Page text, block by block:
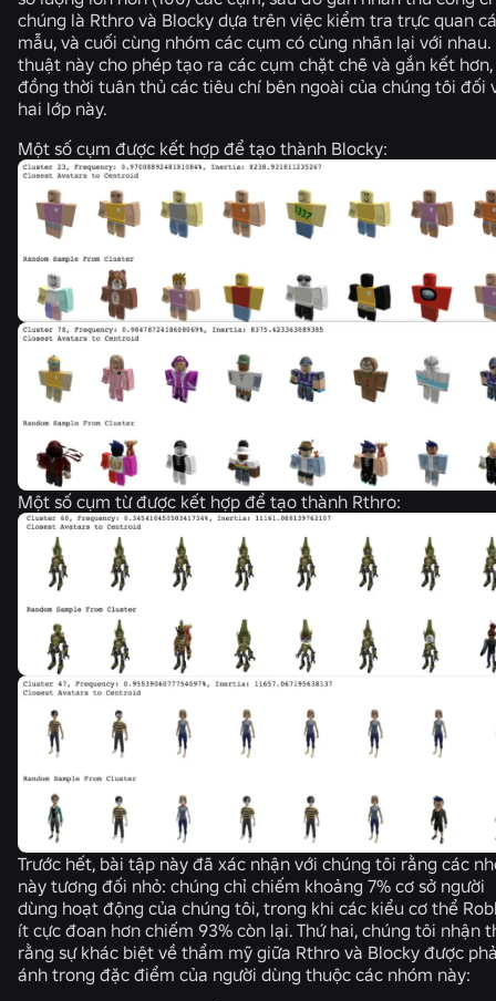
chúng là Rthro và Blocky dựa trên việc kiểm tra trực quan
mẫu, và cuối cùng nhóm các cụm có cùng nhãn lại với nhau.
thuật này cho phép tạo ra các cụm chặt chẽ và gắn kết hơn,
đồng thời tuân thủ các tiêu chí bên ngoài của chúng tôi đối
hai lớp này.
Một số cụm được kết hợp để tạo thành Blocky:
Một số cụm từ được kết hợp để tạo thành Rthro:
Trước hết, bài tập này đã xác nhận với chúng tôi rằng các
này tương đối nhỏ: chúng chỉ chiếm khoảng 7% cơ sở người
dùng hoạt động của chúng tôi, trong khi các kiểu cơ thể
ít cực đoan hơn chiếm 93% còn lại. Thứ hai, chúng tôi nhận
rằng sự khác biệt về thẩm mỹ giữa Rthro và Blocky được
ánh trong đặc điểm của người dùng thuộc các nhóm này: